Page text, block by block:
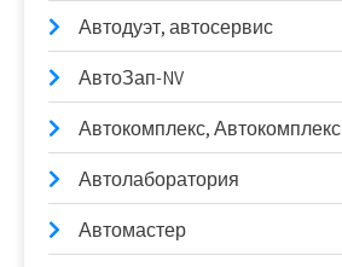
Автодуэт, автосервис
АвтоЗап-NV
Автокомплекс, Автокомплекс
Автолаборатория
Автомастер